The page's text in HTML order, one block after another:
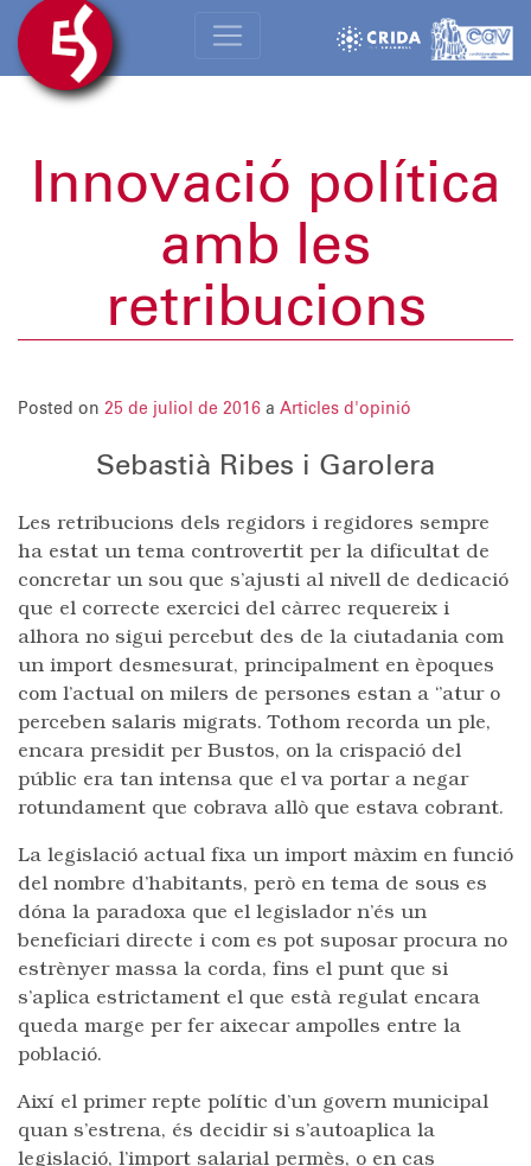
Innovació política
amb les
retribucions
Posted on 25 de juliol de 2016 a Articles d'opinió
Sebastià Ribes i Garolera
Les retribucions dels regidors i regidores sempre
ha estat un tema controvertit per la dificultat de
concretar un sou que s’ajusti al nivell de dedicació
que el correcte exercici del càrrec requereix i
alhora no sigui percebut des de la ciutadania com
un import desmesurat, principalment en èpoques
com l’actual on milers de persones estan a ‘’atur o
perceben salaris migrats. Tothom recorda un ple,
encara presidit per Bustos, on la crispació del
públic era tan intensa que el va portar a negar
rotundament que cobrava allò que estava cobrant.
La legislació actual fixa un import màxim en funció
del nombre d’habitants, però en tema de sous es
dóna la paradoxa que el legislador n’és un
beneficiari directe i com es pot suposar procura no
estrènyer massa la corda, fins el punt que si
s’aplica estrictament el que està regulat encara
queda marge per fer aixecar ampolles entre la
població.
Així el primer repte polític d’un govern municipal
quan s’estrena, és decidir si s’autoaplica la
legislació, l’import salarial permès, o en cas